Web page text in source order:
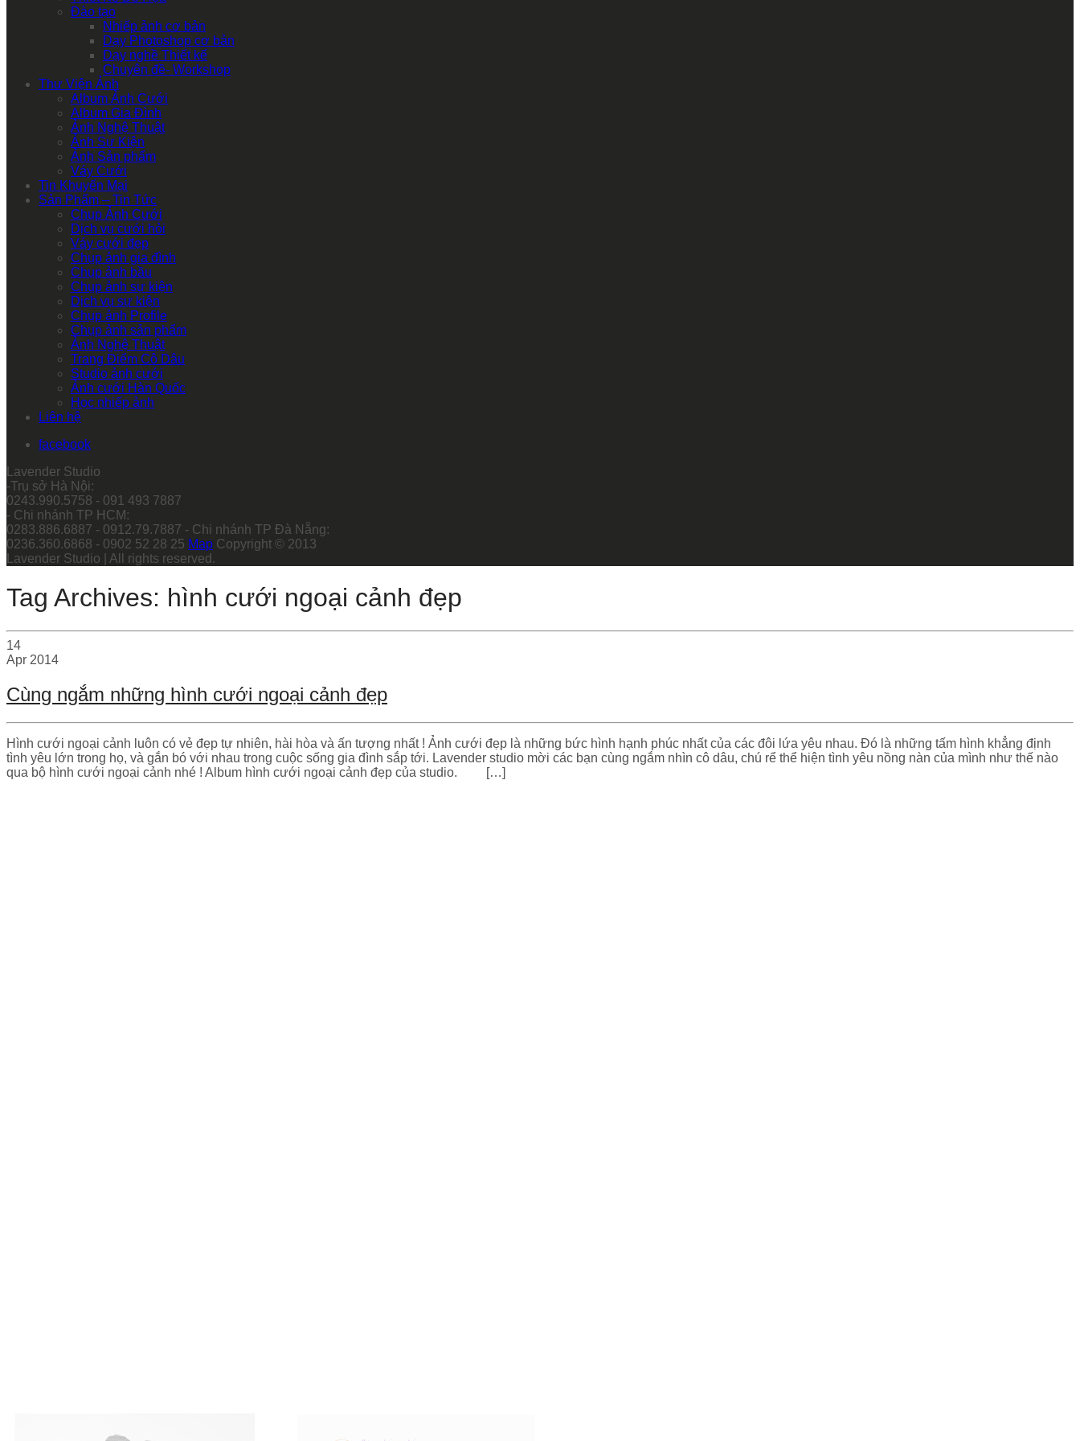
Đào tạo
Nhiếp ảnh cơ bản
Dạy Photoshop cơ bản
Dạy nghề Thiết kế
Chuyên đề- Workshop
Thư Viện Ảnh
Album Ảnh Cưới
Album Gia Đình
Ảnh Nghệ Thuật
Ảnh Sự Kiện
Ảnh Sản phẩm
Váy Cưới
Tin Khuyến Mại
Sản Phẩm – Tin Tức
Chụp Ảnh Cưới
Dịch vụ cưới hỏi
Váy cưới đẹp
Chụp ảnh gia đình
Chụp ảnh bầu
Chụp ảnh sự kiện
Dịch vụ sự kiện
Chụp ảnh Profile
Chụp ảnh sản phẩm
Ảnh Nghệ Thuật
Trang Điểm Cô Dâu
Studio ảnh cưới
Ảnh cưới Hàn Quốc
Học nhiếp ảnh
Liên hệ
facebook
Lavender Studio
-Trụ sở Hà Nội:
0243.990.5758 - 091 493 7887
- Chi nhánh TP HCM:
0283.886.6887 - 0912.79.7887 - Chi nhánh TP Đà Nẵng:
0236.360.6868 - 0902 52 28 25 Map Copyright © 2013
Lavender Studio | All rights reserved.
Tag Archives: hình cưới ngoại cảnh đẹp
14
Apr 2014
Cùng ngắm những hình cưới ngoại cảnh đẹp
Hình cưới ngoại cảnh luôn có vẻ đẹp tự nhiên, hài hòa và ấn tượng nhất ! Ảnh cưới đẹp là những bức hình hạnh phúc nhất của các đôi lứa yêu nhau. Đó là những tấm hình khẳng định
tình yêu lớn trong họ, và gắn bó với nhau trong cuộc sống gia đình sắp tới. Lavender studio mời các bạn cùng ngắm nhìn cô dâu, chú rể thể hiện tình yêu nồng nàn của mình như thế nào
qua bộ hình cưới ngoại cảnh nhé ! Album hình cưới ngoại cảnh đẹp của studio. […]